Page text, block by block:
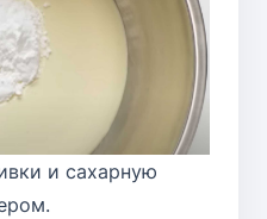
и сахарную